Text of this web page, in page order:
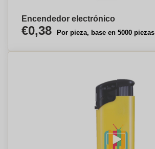
Encendedor electrónico
€0,38 Por pieza, base en 5000 piezas